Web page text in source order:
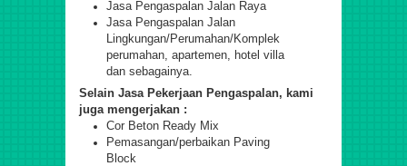
Jasa Pengaspalan Jalan Raya
Jasa Pengaspalan Jalan
Lingkungan/Perumahan/Komplek
perumahan, apartemen, hotel villa
dan sebagainya.
Selain Jasa Pekerjaan Pengaspalan, kami
juga mengerjakan :
Cor Beton Ready Mix
Pemasangan/perbaikan Paving
Block